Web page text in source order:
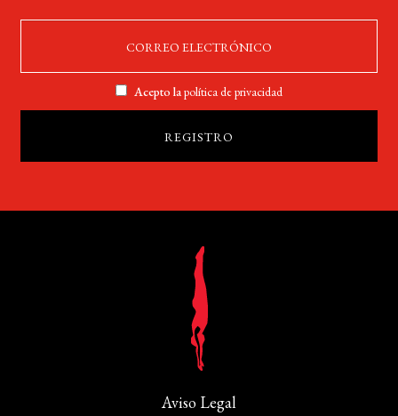
Acepto lapolítica de privacidad
Aviso Legal